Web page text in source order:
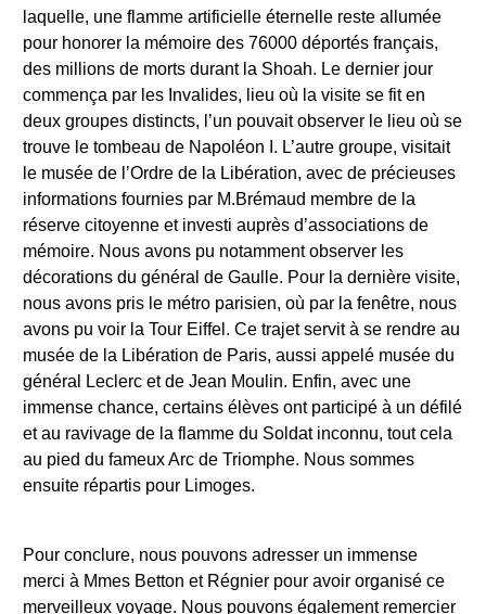
laquelle, une flamme artificielle éternelle reste allumée
pour honorer la mémoire des 76000 déportés français,
des millions de morts durant la Shoah. Le dernier jour
commença par les Invalides, lieu où la visite se fit en
deux groupes distincts, l’un pouvait observer le lieu où se
trouve le tombeau de Napoléon I. L’autre groupe, visitait
le musée de l’Ordre de la Libération, avec de précieuses
informations fournies par M.Brémaud membre de la
réserve citoyenne et investi auprès d’associations de
mémoire. Nous avons pu notamment observer les
décorations du général de Gaulle. Pour la dernière visite,
nous avons pris le métro parisien, où par la fenêtre, nous
avons pu voir la Tour Eiffel. Ce trajet servit à se rendre au
musée de la Libération de Paris, aussi appelé musée du
général Leclerc et de Jean Moulin. Enfin, avec une
immense chance, certains élèves ont participé à un défilé
et au ravivage de la flamme du Soldat inconnu, tout cela
au pied du fameux Arc de Triomphe. Nous sommes
ensuite répartis pour Limoges.
Pour conclure, nous pouvons adresser un immense
merci à Mmes Betton et Régnier pour avoir organisé ce
merveilleux voyage. Nous pouvons également remercier